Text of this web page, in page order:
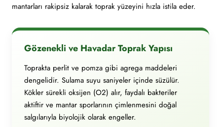
mantarları rakipsiz kalarak toprak yüzeyini hızla istila eder.
Gözenekli ve Havadar Toprak Yapısı
Toprakta perlit ve pomza gibi agrega maddeleri
dengelidir. Sulama suyu saniyeler içinde süzülür.
Kökler sürekli oksijen (O2) alır, faydalı bakteriler
aktiftir ve mantar sporlarının çimlenmesini doğal
salgılarıyla biyolojik olarak engeller.